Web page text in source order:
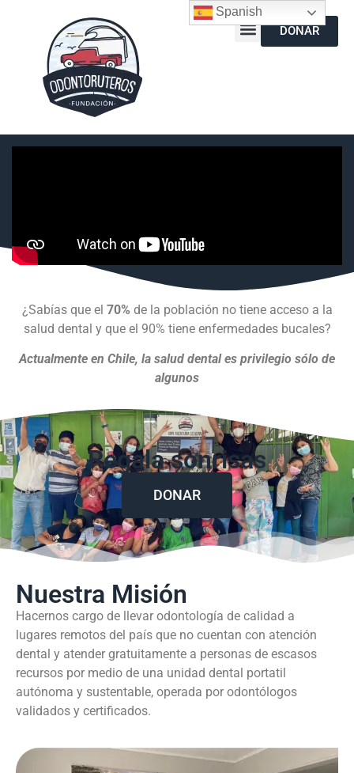
DONAR
¿Sabías que el 70% de la población no tiene acceso a la
salud dental y que el 90% tiene enfermedades bucales?
Actualmente en Chile, la salud dental es privilegio sólo de
algunos
Regala sonrisas
DONAR
Nuestra Misión
Hacernos cargo de llevar odontología de calidad a
lugares remotos del país que no cuentan con atención
dental y atender gratuitamente a personas de escasos
recursos por medio de una unidad dental portatil
autónoma y sustentable, operada por odontólogos
validados y certificados.
Spanish